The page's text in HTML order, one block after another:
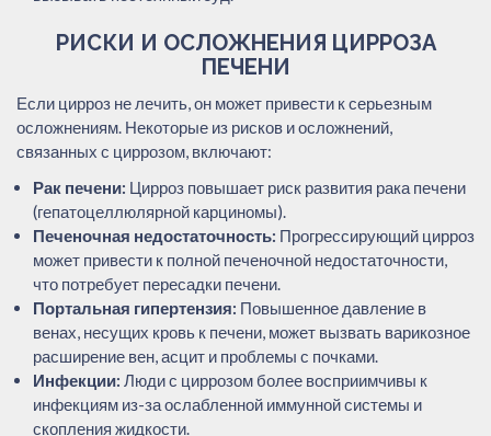
РИСКИ И ОСЛОЖНЕНИЯ ЦИРРОЗА
ПЕЧЕНИ
Если цирроз не лечить, он может привести к серьезным
осложнениям. Некоторые из рисков и осложнений,
связанных с циррозом, включают:
Рак печени: Цирроз повышает риск развития рака печени
(гепатоцеллюлярной карциномы).
Печеночная недостаточность: Прогрессирующий цирроз
может привести к полной печеночной недостаточности,
что потребует пересадки печени.
Портальная гипертензия: Повышенное давление в
венах, несущих кровь к печени, может вызвать варикозное
расширение вен, асцит и проблемы с почками.
Инфекции: Люди с циррозом более восприимчивы к
инфекциям из-за ослабленной иммунной системы и
скопления жидкости.